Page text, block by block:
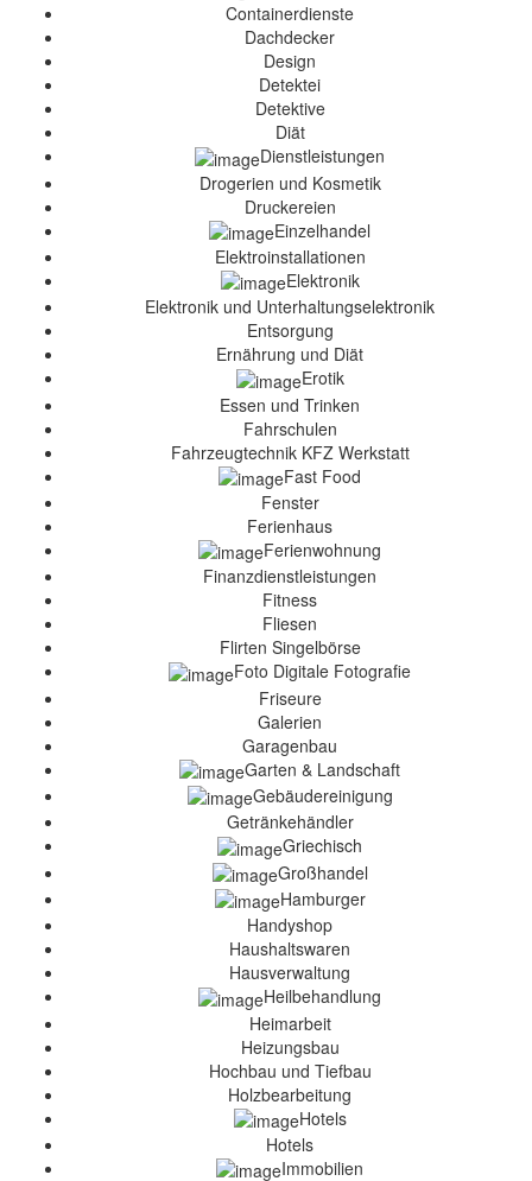
Containerdienste
Dachdecker
Design
Detektei
Detektive
Diät
Dienstleistungen
Drogerien und Kosmetik
Druckereien
Einzelhandel
Elektroinstallationen
Elektronik
Elektronik und Unterhaltungselektronik
Entsorgung
Ernährung und Diät
Erotik
Essen und Trinken
Fahrschulen
Fahrzeugtechnik KFZ Werkstatt
Fast Food
Fenster
Ferienhaus
Ferienwohnung
Finanzdienstleistungen
Fitness
Fliesen
Flirten Singelbörse
Foto Digitale Fotografie
Friseure
Galerien
Garagenbau
Garten & Landschaft
Gebäudereinigung
Getränkehändler
Griechisch
Großhandel
Hamburger
Handyshop
Haushaltswaren
Hausverwaltung
Heilbehandlung
Heimarbeit
Heizungsbau
Hochbau und Tiefbau
Holzbearbeitung
Hotels
Hotels
Immobilien